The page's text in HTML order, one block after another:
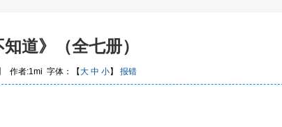
道》（全七册）
作者:1mi 字体：【大 中 小】 报错